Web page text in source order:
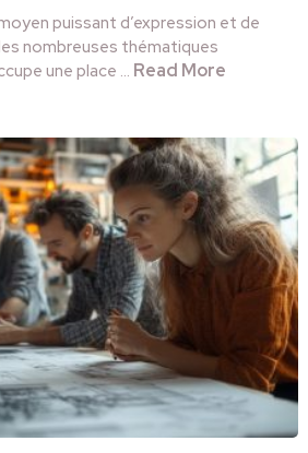
puissant d’expression et de
nombreuses thématiques
une place … Read More